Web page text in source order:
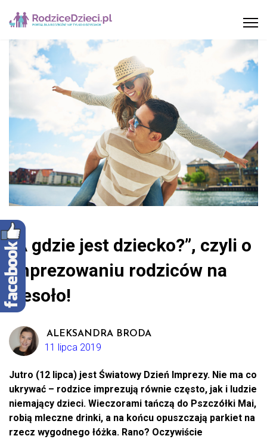
„A gdzie jest dziecko?”, czyli o
imprezowaniu rodziców na
wesoło!
ALEKSANDRA BRODA
11 lipca 2019
Jutro (12 lipca) jest Światowy Dzień Imprezy. Nie ma co
ukrywać – rodzice imprezują równie często, jak i ludzie
niemający dzieci. Wieczorami tańczą do Pszczółki Mai,
robią mleczne drinki, a na końcu opuszczają parkiet na
rzecz wygodnego łóżka. Rano? Oczywiście